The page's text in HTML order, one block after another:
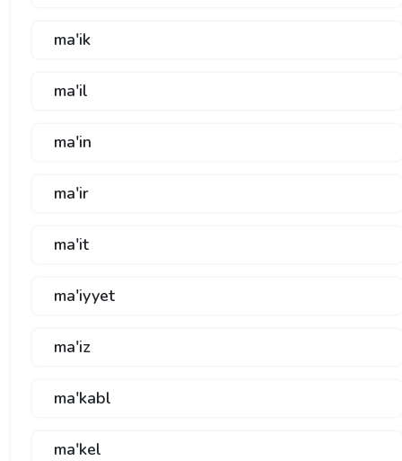
ma'ik
ma'il
ma'in
ma'ir
ma'it
ma'iyyet
ma'iz
ma'kabl
ma'kel